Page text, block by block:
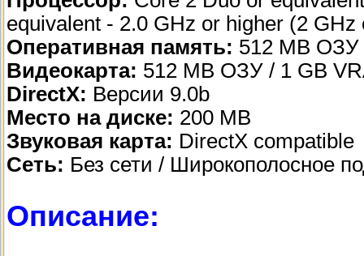
equivalent - 2.0 GHz or higher (2
Оперативная память: 512 MB
Видеокарта: 512 MB ОЗУ / 1 GB
DirectX: Версии 9.0b
Место на диске: 200 MB
Звуковая карта: DirectX compatible
Сеть: Без сети / Широкополосное
Описание: